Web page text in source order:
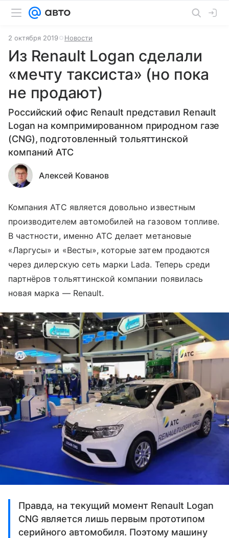
2 октября 2019 Новости
Из Renault Logan сделали
«мечту таксиста» (но пока
не продают)
Российский офис Renault представил Renault
Logan на компримированном природном газе
(CNG), подготовленный тольяттинской
компаний АТС
Алексей Кованов
Компания АТС является довольно известным
производителем автомобилей на газовом топливе.
В частности, именно АТС делает метановые
«Ларгусы» и «Весты», которые затем продаются
через дилерскую сеть марки Lada. Теперь среди
партнёров тольяттинской компании появилась
новая марка — Renault.
Правда, на текущий момент Renault Logan
CNG является лишь первым прототипом
серийного автомобиля. Поэтому машину